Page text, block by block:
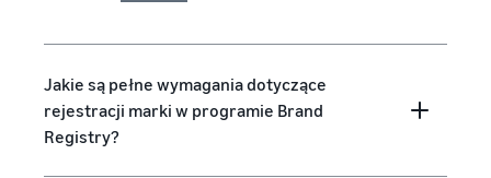
Jakie są pełne wymagania dotyczące
rejestracji marki w programie Brand
Registry?